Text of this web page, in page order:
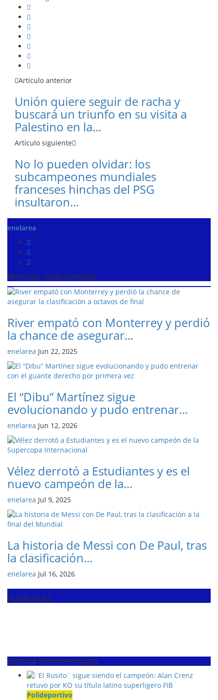
Artículo anterior
Unión quiere seguir de racha y
buscará un triunfo en su visita a
Palestino en la...
Artículo siguiente
No lo pueden olvidar: los
subcampeones mundiales
franceses hinchas del PSG
insultaron...
enelarea
Noticias relacionadas
River empató con Monterrey y perdió
la chance de asegurar...
enelarea Jun 22, 2025
El “Dibu” Martínez sigue
evolucionando y pudo entrenar...
enelarea Jun 12, 2026
Vélez derrotó a Estudiantes y es el
nuevo campeón de la...
enelarea Jul 9, 2025
La historia de Messi con De Paul, tras
la clasificación...
enelarea Jul 16, 2026
Publicidad
Noticia Recomendada
Polideportivo